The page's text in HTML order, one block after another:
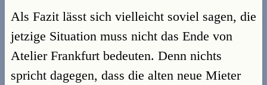
Als Fazit lässt sich vielleicht soviel sagen, die
jetzige Situation muss nicht das Ende von
Atelier Frankfurt bedeuten. Denn nichts
spricht dagegen, dass die alten neue Mieter